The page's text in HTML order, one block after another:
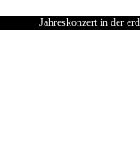
Jahreskonzert in der